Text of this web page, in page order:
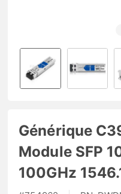
Générique
Module SFP
100GHz